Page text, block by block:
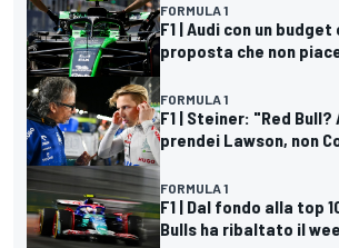
FORMULA 1
F1 | Audi con un
proposta che non
FORMULA 1
F1 | Steiner: "Red
prendei Lawson, non
FORMULA 1
F1 | Dal fondo alla top
Bulls ha ribaltato il